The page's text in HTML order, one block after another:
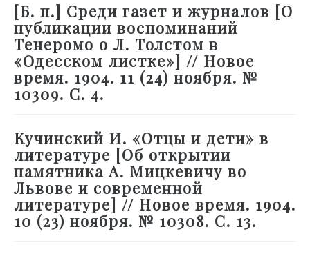
[Б. п.] Среди газет и журналов [О
публикации воспоминаний
Тенеромо о Л. Толстом в
«Одесском листке»] // Новое
время. 1904. 11 (24) ноября. №
10309. С. 4.
Кучинский И. «Отцы и дети» в
литературе [Об открытии
памятника А. Мицкевичу во
Львове и современной
литературе] // Новое время. 1904.
10 (23) ноября. № 10308. С. 13.